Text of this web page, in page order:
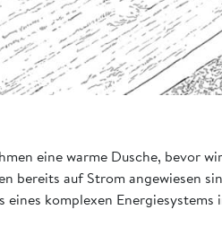
eine warme Dusche, bevor
auf Strom angewiesen
komplexen